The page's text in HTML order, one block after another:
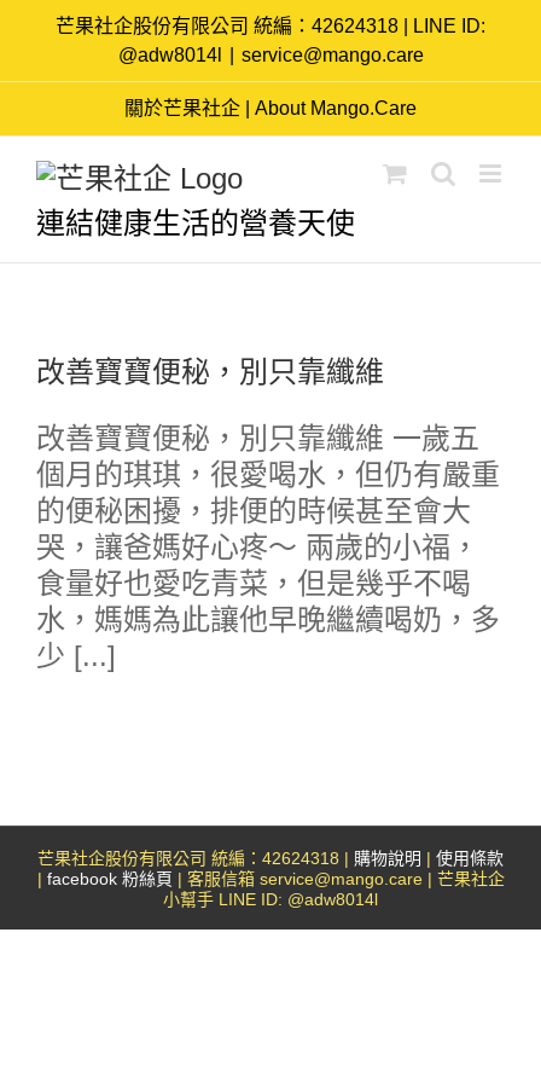
content
芒果社企股份有限公司 統編：42624318 | LINE ID:
@adw8014l
service@mango.care
關於芒果社企 | About Mango.Care
連結健康生活的營養天使
改善寶寶便秘，別只靠纖維
改善寶寶便秘，別只靠纖維 一歲五
個月的琪琪，很愛喝水，但仍有嚴重
的便秘困擾，排便的時候甚至會大
哭，讓爸媽好心疼～ 兩歲的小福，
食量好也愛吃青菜，但是幾乎不喝
水，媽媽為此讓他早晚繼續喝奶，多
少 [...]
芒果社企股份有限公司 統編：42624318 | 購物說明 | 使用條款
| facebook 粉絲頁 | 客服信箱 service@mango.care | 芒果社企
小幫手 LINE ID: @adw8014l